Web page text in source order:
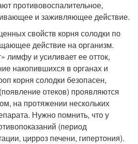
противовоспалительное,
и заживляющее действие.
свойств корня солодки по
действие на организм.
лимфу и усиливает ее отток,
накопившихся в органах и
корня солодки безопасен,
отеков) проявляются
на протяжении нескольких
Нужно помнить, что у
(период
цирроз печени, гипертония).